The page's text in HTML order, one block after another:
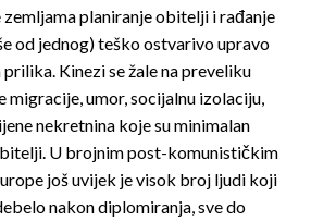
zemljama planiranje obitelji i rađanje
od jednog) teško ostvarivo upravo
Kinezi se žale na preveliku
migracije, umor, socijalnu izolaciju,
nekretnina koje su minimalan
U brojnim post-komunističkim
još uvijek je visok broj ljudi koji
nakon diplomiranja, sve do